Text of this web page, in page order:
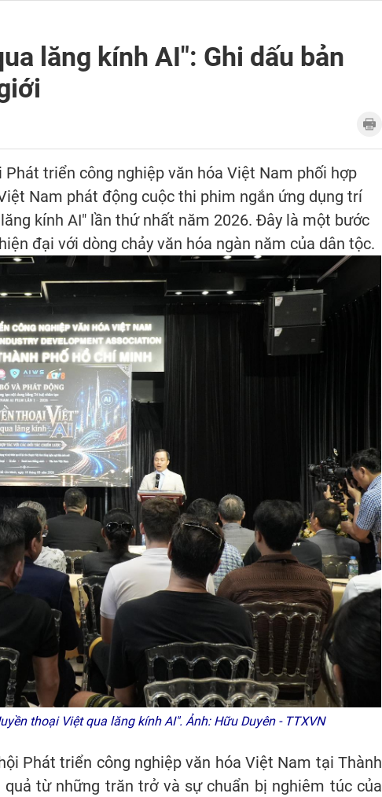
lăng kính AI": Ghi dấu bản
triển công nghiệp văn hóa Việt Nam phối hợp
Nam phát động cuộc thi phim ngắn ứng dụng trí
kính AI" lần thứ nhất năm 2026. Đây là một bước
đại với dòng chảy văn hóa ngàn năm của dân tộc.
thoại Việt qua lăng kính AI". Ảnh: Hữu Duyên - TTXVN
Phát triển công nghiệp văn hóa Việt Nam tại Thành
từ những trăn trở và sự chuẩn bị nghiêm túc của